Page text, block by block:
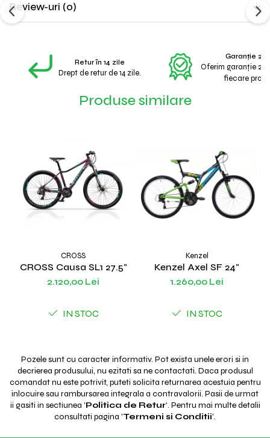
Review-uri (0)
Retur în 14 zile
Drept de retur de 14 zile.
Garanție 2
Oferim garanție 2
fiecare
Produse similare
CROSS
CROSS Causa SL1 27.5"
2.120,00 Lei
IN STOC
Kenzel
Kenzel Axel SF 24"
1.260,00 Lei
IN STOC
Pozele sunt cu caracter informativ. Pot exista unele erori si in
decrierea produsului, nu ezitati sa ne contactati. Daca produsul
comandat nu este potrivit, puteti solicita returnarea acestuia pentru
inlocuire sau rambursarea integrala a contravalorii. Pasii de urmat
ii gasiti in sectiunea 'Politica de Retur'. Pentru mai multe detalii
consultati pagina 'Termeni si Conditii'.